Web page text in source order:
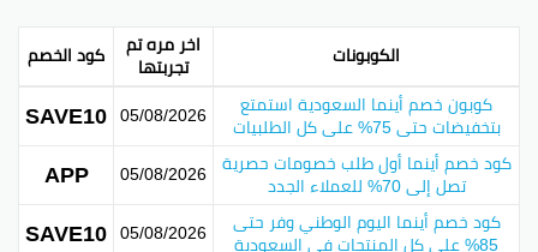
ومع استخدام كود الخصم **(AN100)**، تقدر تستفيد من
خصومات كبيرة على تشكيلة متنوعة من المنتجات، وده
يخلي تجربة التسوق أحسن بكتير.
مميزات كود خصم أينما السعودية:
الميزة
الكوبونات اخر مره تم
تجربتها
كود الخصم
كوبون خصم أينما السعودية استمتع
بتخفيضات حتى 75% على كل الطلبيات 05/08/2026
SAVE10
كود خصم أينما أول طلب خصومات حصرية
تصل إلى 70% للعملاء الجدد 05/08/2026
APP
كود خصم أينما اليوم الوطني وفر حتى
85% على كل المنتجات في السعودية 05/08/2026
SAVE10